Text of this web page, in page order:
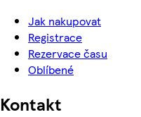
Jak nakupovat
Registrace
Rezervace času
Oblíbené
Kontakt